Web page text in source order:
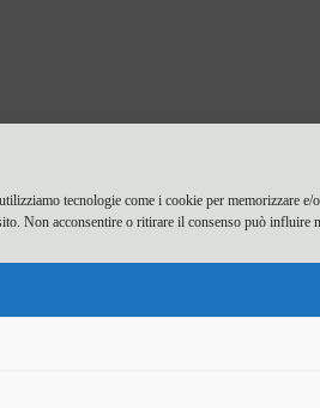
tecnologie come i cookie per memorizzare
Non acconsentire o ritirare il consenso può influire